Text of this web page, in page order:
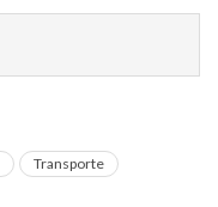
Transporte